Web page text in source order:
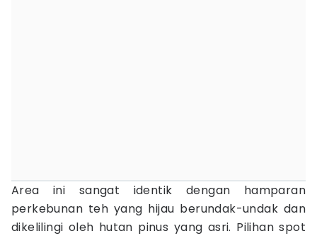
Area ini sangat identik dengan hamparan
perkebunan teh yang hijau berundak-undak dan
dikelilingi oleh hutan pinus yang asri. Pilihan spot